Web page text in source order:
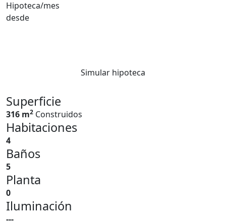
Hipoteca/mes
desde
Simular hipoteca
Superficie
316 m2 Construidos
Habitaciones
4
Baños
5
Planta
0
Iluminación
---